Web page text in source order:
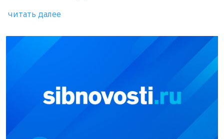
читать далее